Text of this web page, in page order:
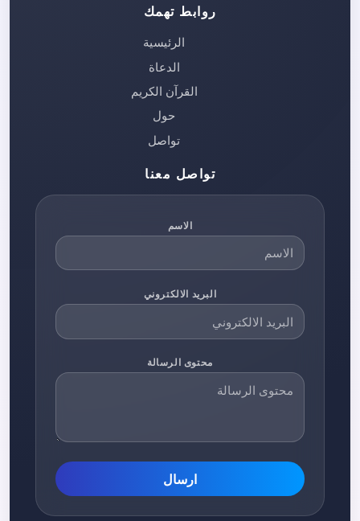
روابط تهمك
الرئيسية
الدعاة
القرآن الكريم
حول
تواصل
تواصل معنا
الاسم
البريد الالكتروني
محتوى الرسالة
ارسال